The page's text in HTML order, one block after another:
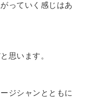
っていく感じはあ
思います。
ジシャンとともに